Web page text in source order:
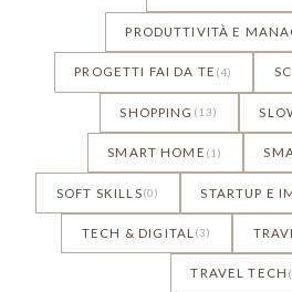
PRODUTTIVITÀ E
PROGETTI FAI DA TE (4)
SHOPPING (13)
SMART HOME (1)
SOFT SKILLS(0) STARTUP E
TECH & DIGITAL (3)
TRAVEL TECH